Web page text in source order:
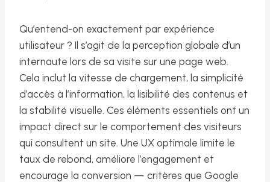
Qu’entend-on exactement par expérience
utilisateur ? Il s’agit de la perception globale d’un
internaute lors de sa visite sur une page web.
Cela inclut la vitesse de chargement, la simplicité
d’accès à l’information, la lisibilité des contenus et
la stabilité visuelle. Ces éléments essentiels ont un
impact direct sur le comportement des visiteurs
qui consultent un site. Une UX optimale limite le
taux de rebond, améliore l’engagement et
encourage la conversion — critères que Google